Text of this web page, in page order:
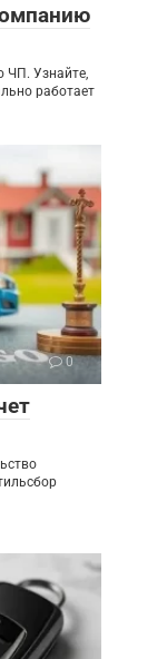
ЧП. Узнайте,
работает
0